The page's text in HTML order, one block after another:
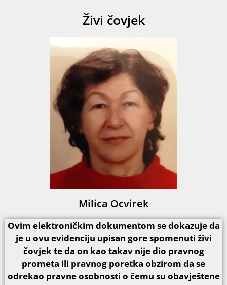
Živi čovjek
Milica Ocvirek
Ovim elektroničkim dokumentom se dokazuje da
je u ovu evidenciju upisan gore spomenuti živi
čovjek te da on kao takav nije dio pravnog
prometa ili pravnog poretka obzirom da se
odrekao pravne osobnosti o čemu su obavještene